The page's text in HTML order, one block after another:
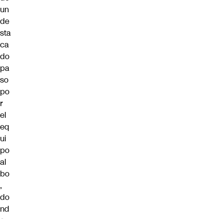
un
de
sta
ca
do
pa
so
po
r
el
eq
ui
po
al
bo
,
do
nd